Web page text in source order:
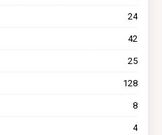
24
42
25
128
8
4